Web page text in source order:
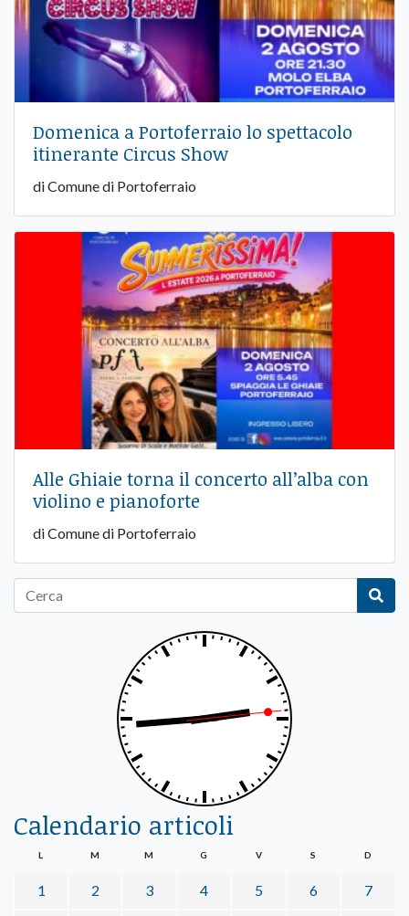
Domenica a Portoferraio lo spettacolo
itinerante Circus Show
di Comune di Portoferraio
Alle Ghiaie torna il concerto all’alba con
violino e pianoforte
di Comune di Portoferraio
Calendario articoli
L M M G V S D
1 2 3 4 5 6 7